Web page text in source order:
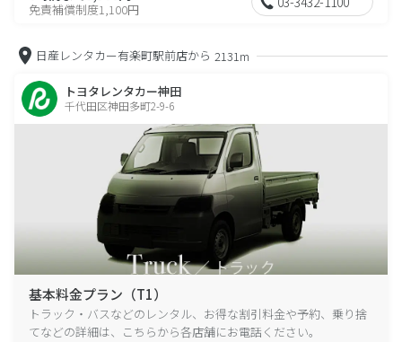
免責補償制度1,100円
日産レンタカー有楽町駅前店から 2131m
トヨタレンタカー神田
千代田区神田多町2-9-6
基本料金プラン（T1）
トラック・バスなどのレンタル、お得な割引料金や予約、乗り捨
てなどの詳細は、こちらから各店舗にお電話ください。